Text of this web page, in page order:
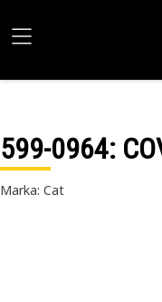
599-0964:
Marka: Cat